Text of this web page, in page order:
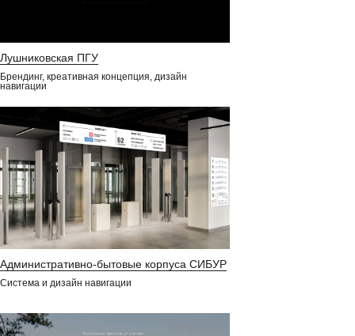
Лушниковская ПГУ
Брендинг, креативная концепция, дизайн
навигации
Административно-бытовые корпуса СИБУР
Система и дизайн навигации